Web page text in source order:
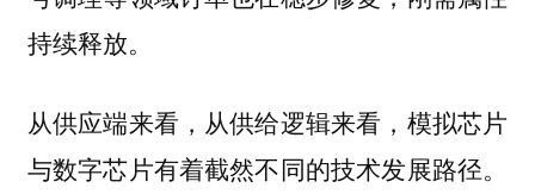
持续释放。
从供应端来看，从供给逻辑来看，模拟芯片
与数字芯片有着截然不同的技术发展路径。